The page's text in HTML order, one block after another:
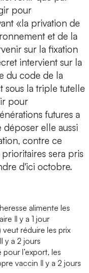
pour
«la privation de
et de la
sur la fixation
intervient sur la
du code de la
sous la triple tutelle
pour
futures a
elle aussi
contre ce
sera pris
d'ici octobre.
alimente les
Il y a 1 jour
veut réduire les prix
Il y a 2 jours
l’export, les
vaccin Il y a 2 jours